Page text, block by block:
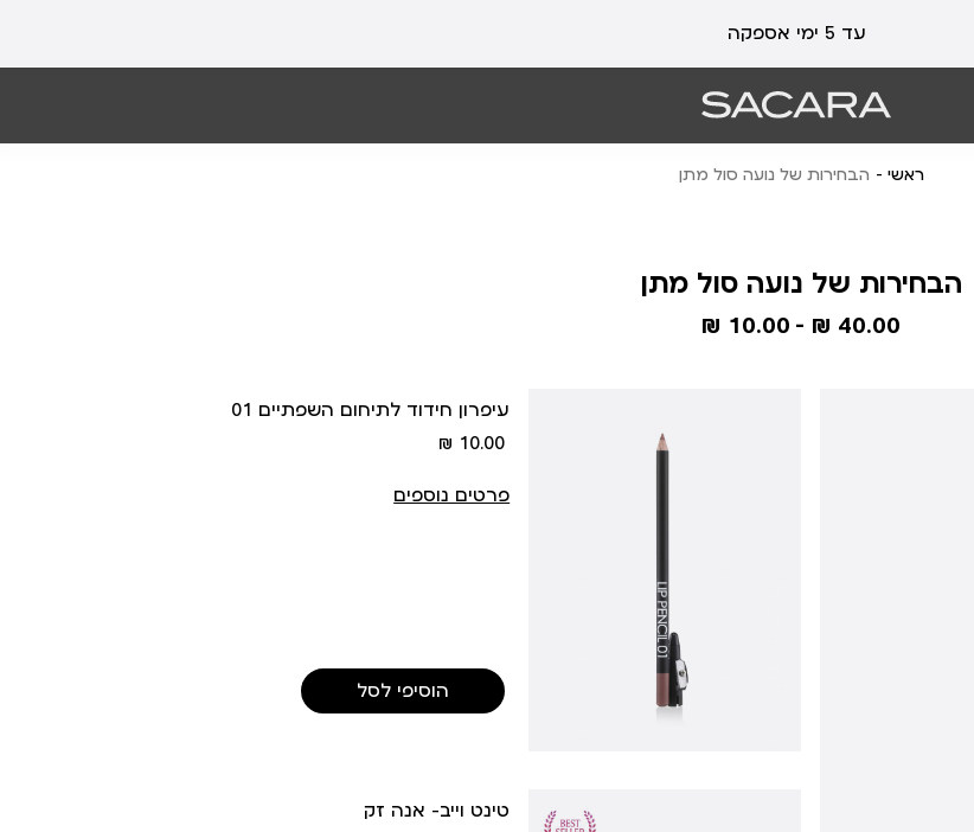
עד 5 ימי אספקה
ראשי הבחירות של נועה סול מתן
הבחירות של נועה סול מתן
10.00 ₪ 40.00 ₪
עיפרון חידוד לתיחום השפתיים 01
מחיר
10.00 ₪
פרטים נוספים
הוסיפי לסל
טינט וייב- אנה זק